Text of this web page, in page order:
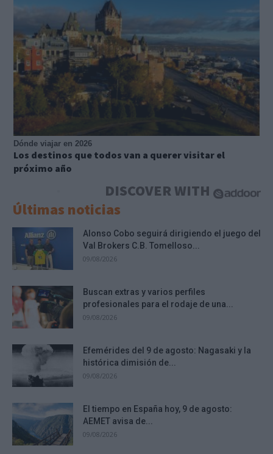
Dónde viajar en 2026
Los destinos que todos van a querer visitar el
próximo año
DISCOVER WITH
Últimas noticias
Alonso Cobo seguirá dirigiendo el juego del
Val Brokers C.B. Tomelloso...
09/08/2026
Buscan extras y varios perfiles
profesionales para el rodaje de una...
09/08/2026
Efemérides del 9 de agosto: Nagasaki y la
histórica dimisión de...
09/08/2026
El tiempo en España hoy, 9 de agosto:
AEMET avisa de...
09/08/2026